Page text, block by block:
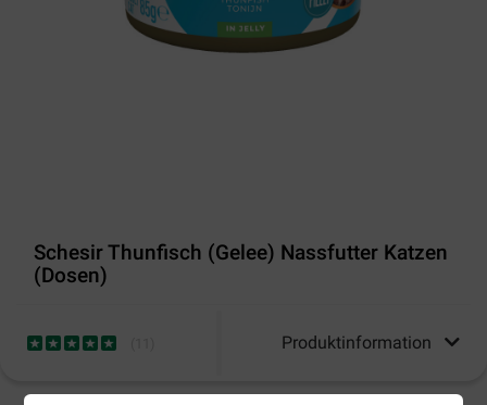
Schesir Thunfisch (Gelee) Nassfutter Katzen
(Dosen)
Produktinformation